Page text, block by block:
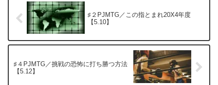
♯２PJMTG／この指とまれ20X4年度
【5.10】
♯４PJMTG／挑戦の恐怖に打ち勝つ方法
【5.12】